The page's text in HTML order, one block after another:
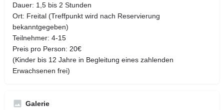
Dauer: 1,5 bis 2 Stunden
Ort: Freital (Treffpunkt wird nach Reservierung
bekanntgegeben)
Teilnehmer: 4-15
Preis pro Person: 20€
(Kinder bis 12 Jahre in Begleitung eines zahlenden
Erwachsenen frei)
Galerie